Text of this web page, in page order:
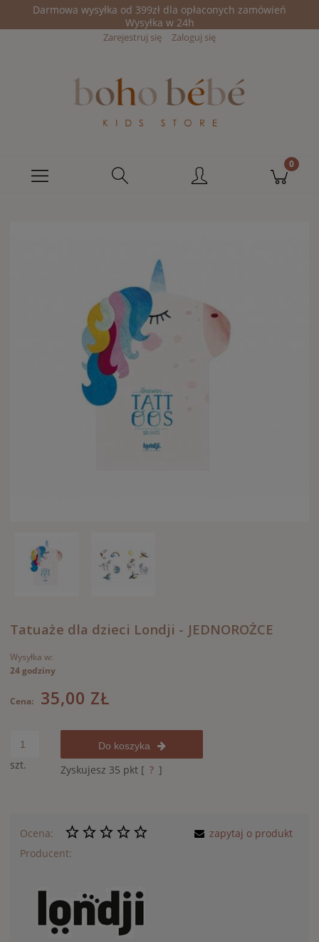
Darmowa wysyłka od 399zł dla opłaconych zamówień
Wysyłka w 24h
Zarejestruj się Zaloguj się
Tatuaże dla dzieci Londji - JEDNOROŻCE
Wysyłka w:
24 godziny
Cena: 35,00 ZŁ
szt.
Do koszyka
Zyskujesz 35 pkt [ ? ]
Ocena:
Producent:
zapytaj o produkt